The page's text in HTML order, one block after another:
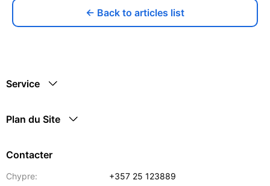
← Back to articles list
Service
Plan du Site
Contacter
Chypre:
+357 25 123889